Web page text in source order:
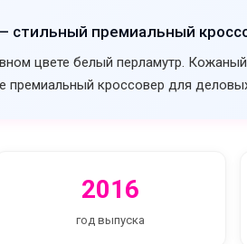
стильный премиальный
цвете белый перламутр.
премиальный кроссовер для
2016
год выпуска